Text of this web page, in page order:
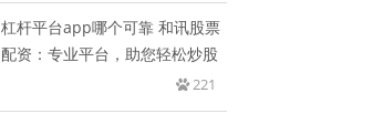
杠杆平台app哪个可靠 和讯股票
配资：专业平台，助您轻松炒股
221